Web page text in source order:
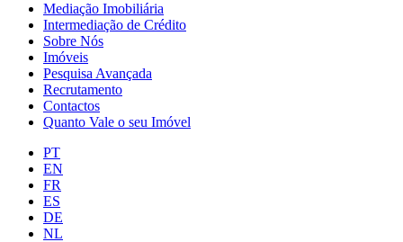
Mediação Imobiliária
Intermediação de Crédito
Sobre Nós
Imóveis
Pesquisa Avançada
Recrutamento
Contactos
Quanto Vale o seu Imóvel
PT
EN
FR
ES
DE
NL